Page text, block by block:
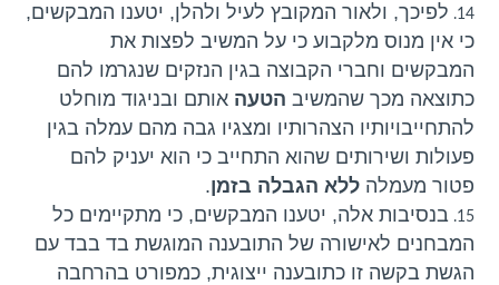
לפיכך, ולאור המקובץ לעיל ולהלן, יטענו המבקשים,
כי אין מנוס מלקבוע כי על המשיב לפצות את
המבקשים וחברי הקבוצה בגין הנזקים שנגרמו להם
כתוצאה מכך שהמשיב הטעה אותם ובניגוד מוחלט
להתחייבויותיו הצהרותיו ומצגיו גבה מהם עמלה בגין
פעולות ושירותים שהוא התחייב כי הוא יעניק להם
פטור מעמלהללא הגבלה בזמן.
בנסיבות אלה, יטענו המבקשים, כי מתקיימים כל
המבחנים לאישורה של התובענה המוגשת בד בבד עם
הגשת בקשה זו כתובענה ייצוגית, כמפורט בהרחבה